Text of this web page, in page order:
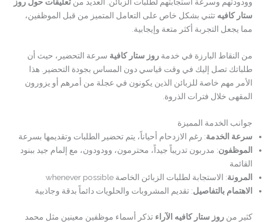
وودودتهم وسرعة استجابتهم لطلبات الزبائن. العديد منتعليقات حول روز
ستار كافيه تثني بشكل خاص على التعامل المتميز من قبل الموظفين،
مما يجعل التجربة أكثر متعة وإيجابية.
من النقاط البارزة في خدمةروز ستار كافية سرعة التحضير، حيث أن
طلباتك تصل إليك في وقت قياسي دون المساس بجودة التحضير. هذا
الأمر مهم خاصة للزبائن الذين يكونون في عجلة من أمرهم أو يزورون
المقهى خلال فترات الذروة.
جوانب الخدمة المميزة
سرعة الخدمة: رغم الازدحام أحياناً، يتم تحضير الطلبات وتقديمها بسرعة
الموظفون: مدربون تدريباً جيداً، محترمون، وودودون، مع إلمام جيد ببنود
القائمة
المرونة: الاستجابة لطلبات الزبائن الخاصة whenever possible
الاهتمام بالتفاصيل: تقديم المشروبات والحلويات دائماً بدقة وجاذبية
كثير منروز ستار كافيه الآراء تذكر أسماء موظفين معينين مثل محمد